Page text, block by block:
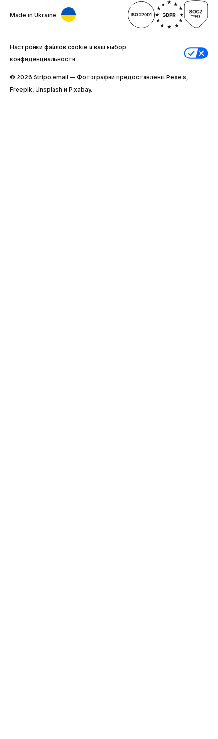
Made in Ukraine
Настройки файлов cookie и ваш выбор
конфиденциальности
© 2026 Stripо.email — Фотографии предоставлены Pexels,
Freepik, Unsplash и Pixabay.